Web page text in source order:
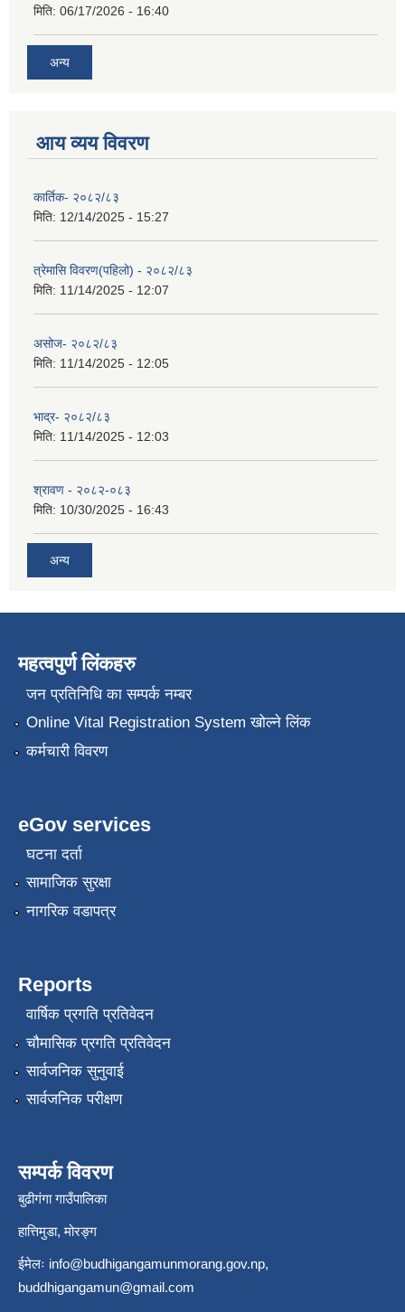
मिति: 06/17/2026 - 16:40
अन्य
आय व्यय विवरण
कार्तिक- २०८२/८३
मिति: 12/14/2025 - 15:27
त्रेमासि विवरण(पहिलो) - २०८२/८३
मिति: 11/14/2025 - 12:07
असोज- २०८२/८३
मिति: 11/14/2025 - 12:05
भाद्र- २०८२/८३
मिति: 11/14/2025 - 12:03
श्रावण - २०८२-०८३
मिति: 10/30/2025 - 16:43
अन्य
महत्वपुर्ण लिंकहरु
जन प्रतिनिधि का सम्पर्क नम्बर
Online Vital Registration System खोल्ने लिंक
कर्मचारी विवरण
eGov services
घटना दर्ता
सामाजिक सुरक्षा
नागरिक वडापत्र
Reports
वार्षिक प्रगति प्रतिवेदन
चौमासिक प्रगति प्रतिवेदन
सार्वजनिक सुनुवाई
सार्वजनिक परीक्षण
सम्पर्क विवरण
बुढीगंगा गाउँपालिका
हात्तिमुडा, मोरङ्ग
ईमेलः info@budhigangamunmorang.gov.np,
buddhigangamun@gmail.com